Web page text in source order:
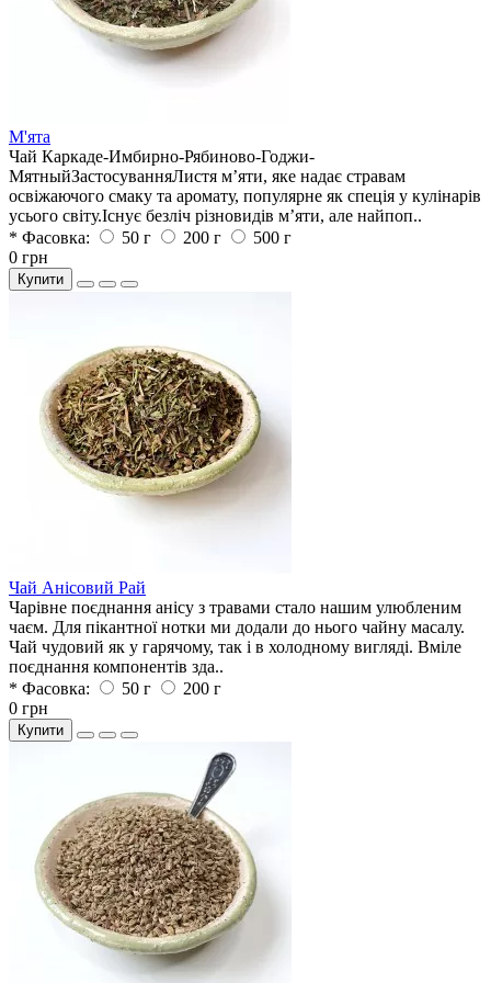
М'ята
Чай Каркаде-Имбирно-Рябиново-Годжи-
МятныйЗастосуванняЛистя м’яти, яке надає стравам
освіжаючого смаку та аромату, популярне як спеція у кулінарів
усього світу.Існує безліч різновидів м’яти, але найпоп..
* Фасовка:
50 г 200 г
500 г
0 грн
Купити
Чай Анісовий Рай
Чарівне поєднання анісу з травами стало нашим улюбленим
чаєм. Для пікантної нотки ми додали до нього чайну масалу.
Чай чудовий як у гарячому, так і в холодному вигляді. Вміле
поєднання компонентів зда..
* Фасовка:
50 г
200 г
0 грн
Купити